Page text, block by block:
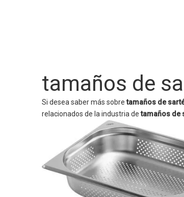
tamaños de
Si desea saber más sobretamaños de
relacionados de la industria detamaños de